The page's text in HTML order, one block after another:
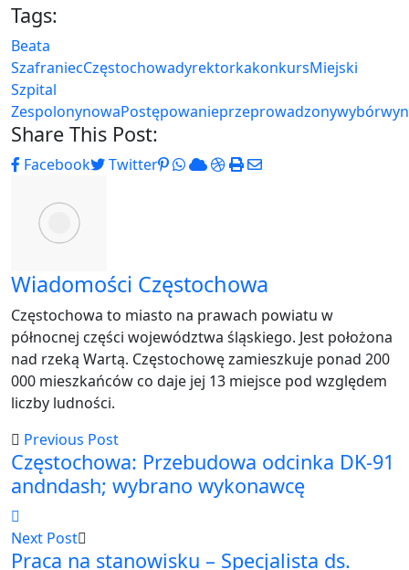
Tags:
Beata
SzafraniecCzęstochowadyrektorkakonkursMiejski
Szpital
ZespolonynowaPostępowanieprzeprowadzonywybór
Share This Post:
Facebook Twitter Pinterest
Whatsapp
CloudStumbleUpon
PrintShare
Wiadomości Częstochowa
Częstochowa to miasto na prawach powiatu w
północnej części województwa śląskiego. Jest położona
nad rzeką Wartą. Częstochowę zamieszkuje ponad 200
000 mieszkańców co daje jej 13 miejsce pod względem
liczby ludności.
Previous Post
Częstochowa: Przebudowa odcinka DK-91
andndash; wybrano wykonawcę
Next Post
Praca na stanowisku – Specjalista ds.